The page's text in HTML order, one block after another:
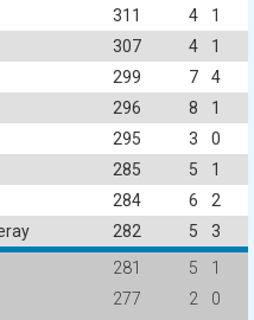
311 4
1
307 4
1
299 7
4
296 8
1
295 3
0
285 5
1
284 6
2
282 5
3
281 5
1
277 2
0